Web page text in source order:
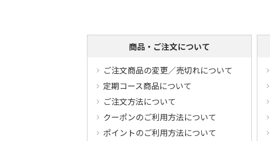
商品・ご注文について
ご注文商品の変更／売切れについて
定期コース商品について
ご注文方法について
クーポンのご利用方法について
ポイントのご利用方法について